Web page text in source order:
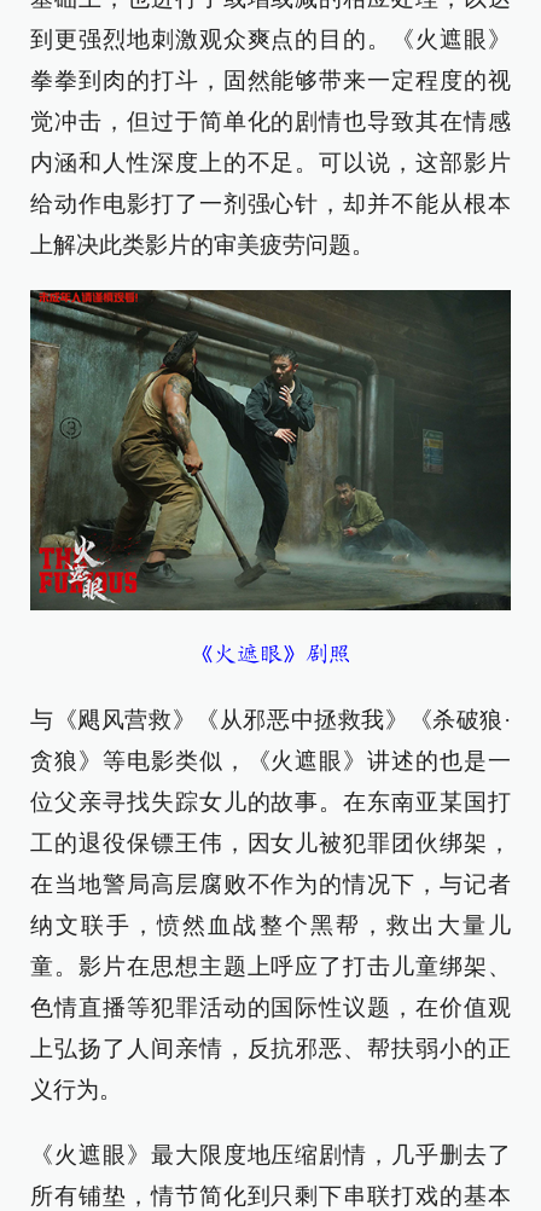
到更强烈地刺激观众爽点的目的。《火遮眼》
拳拳到肉的打斗，固然能够带来一定程度的视
觉冲击，但过于简单化的剧情也导致其在情感
内涵和人性深度上的不足。可以说，这部影片
给动作电影打了一剂强心针，却并不能从根本
上解决此类影片的审美疲劳问题。
《火遮眼》剧照
与《飓风营救》《从邪恶中拯救我》《杀破狼·
贪狼》等电影类似，《火遮眼》讲述的也是一
位父亲寻找失踪女儿的故事。在东南亚某国打
工的退役保镖王伟，因女儿被犯罪团伙绑架，
在当地警局高层腐败不作为的情况下，与记者
纳文联手，愤然血战整个黑帮，救出大量儿
童。影片在思想主题上呼应了打击儿童绑架、
色情直播等犯罪活动的国际性议题，在价值观
上弘扬了人间亲情，反抗邪恶、帮扶弱小的正
义行为。
《火遮眼》最大限度地压缩剧情，几乎删去了
所有铺垫，情节简化到只剩下串联打戏的基本